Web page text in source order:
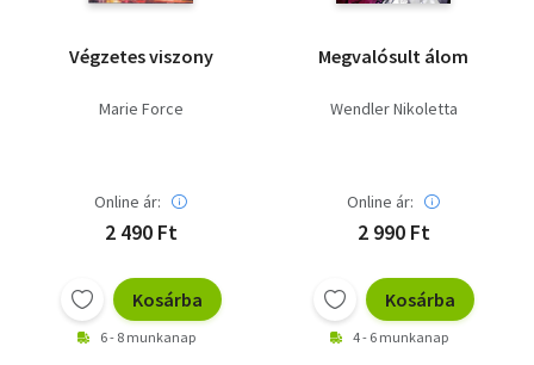
Végzetes viszony
Marie Force
Online ár:
2 490 Ft
Kosárba
6 - 8 munkanap
Megvalósult álom
Wendler Nikoletta
Online ár:
2 990 Ft
Kosárba
4 - 6 munkanap